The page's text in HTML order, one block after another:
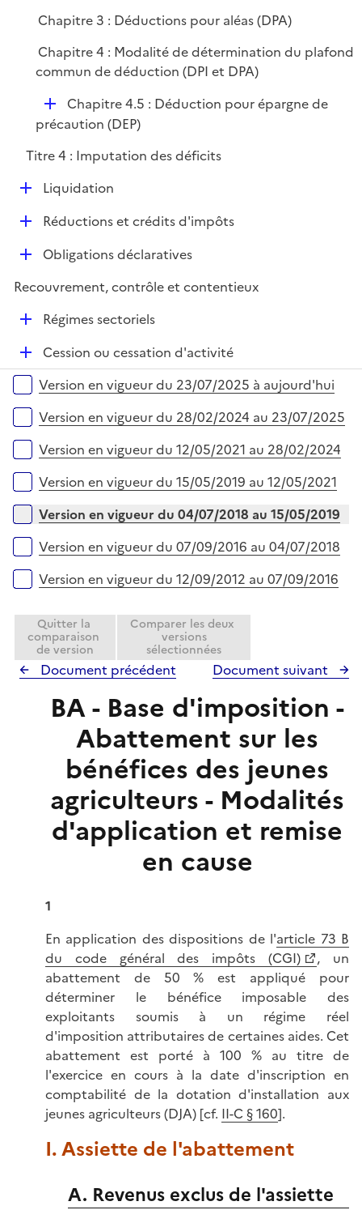
Chapitre 3 : Déductions pour aléas (DPA)
Chapitre 4 : Modalité de détermination du plafond
commun de déduction (DPI et DPA)
D
é
l
e
r
Chapitre 4.5 : Déduction pour épargne de
précaution (DEP)
Titre 4 : Imputation des déficits
D
e
Liquidation
D
i
Réductions et crédits d'impôts
D
p
r
Obligations déclaratives
Recouvrement, contrôle et contentieux
D
e
Régimes sectoriels
D
é
p
e
Cession ou cessation d'activité
Versions sur la période
Version en vigueur du 23/07/2025 à aujourd'hui
Version en vigueur du 28/02/2024 au 23/07/2025
Version en vigueur du 12/05/2021 au 28/02/2024
Version en vigueur du 15/05/2019 au 12/05/2021
Version en vigueur du 04/07/2018 au 15/05/2019
Version en vigueur du 07/09/2016 au 04/07/2018
Version en vigueur du 12/09/2012 au 07/09/2016
Quitter la
comparaison
de version
Comparer les deux
versions
sélectionnées
Document précédent Document suivant
BA - Base d'imposition -
Abattement sur les
bénéfices des jeunes
agriculteurs - Modalités
d'application et remise
en cause
1
En application des dispositions de l'article 73 B
du code général des impôts (CGI)
, un
abattement de 50 % est appliqué pour
déterminer le bénéfice imposable des
exploitants soumis à un régime réel
d'imposition attributaires de certaines aides. Cet
abattement est porté à 100 % au titre de
l'exercice en cours à la date d'inscription en
comptabilité de la dotation d'installation aux
jeunes agriculteurs (DJA) [cf. II-C § 160].
I. Assiette de l'abattement
A. Revenus exclus de l'assiette